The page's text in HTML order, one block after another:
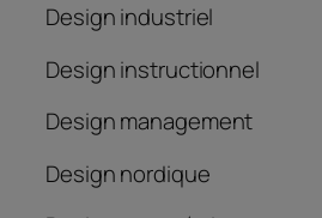
Design industriel
Design instructionnel
Design management
Design nordique